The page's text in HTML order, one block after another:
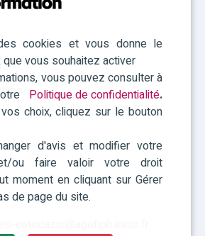
cookies et vous donne le
vous souhaitez activer
vous pouvez consulter à
Politique de confidentialité.
choix, cliquez sur le bouton
d'avis et modifier votre
ou faire valoir votre droit
moment en cliquant sur Gérer
de page du site.